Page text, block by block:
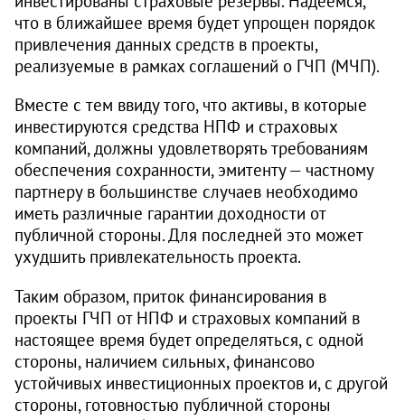
что в ближайшее время будет упрощен порядок
привлечения данных средств в проекты,
реализуемые в рамках соглашений о ГЧП (МЧП).
Вместе с тем ввиду того, что активы, в которые
инвестируются средства НПФ и страховых
компаний, должны удовлетворять требованиям
обеспечения сохранности, эмитенту — частному
партнеру в большинстве случаев необходимо
иметь различные гарантии доходности от
публичной стороны. Для последней это может
ухудшить привлекательность проекта.
Таким образом, приток финансирования в
проекты ГЧП от НПФ и страховых компаний в
настоящее время будет определяться, с одной
стороны, наличием сильных, финансово
устойчивых инвестиционных проектов и, с другой
стороны, готовностью публичной стороны